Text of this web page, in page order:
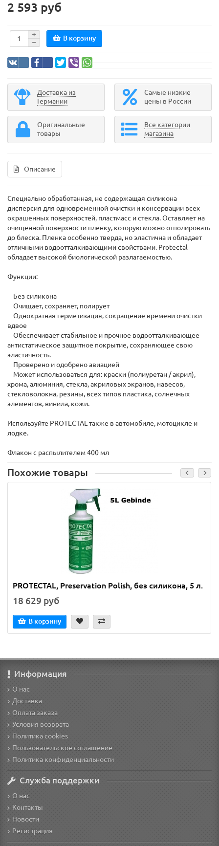
2 593 руб
В корзину
Доставка из
Германии
Самые низкие
цены в России
Оригинальные
товары
Все категории
магазина
Описание
Специально обработанная, не содержащая силикона
дисперсия для одновременной очистки и консервации всех
окрашенных поверхностей, пластмасс и стекла. Оставляет на
очищенной поверхности пленку, которую можно отполировать
до блеска. Пленка особенно тверда, но эластична и обладает
отличными водоотталкивающими свойствами. Protectal
обладает высокой биологической разлагаемостью.
Функции:
Без силикона
Очищает, сохраняет, полирует
Однократная герметизация, сокращение времени очистки
вдвое
Обеспечивает стабильное и прочное водоотталкивающее
антистатическое защитное покрытие, сохраняющее свою
эластичность.
Проверено и одобрено авиацией
Может использоваться для: краски (полиуретан / акрил),
хрома, алюминия, стекла, акриловых экранов, навесов,
стекловолокна, резины, всех типов пластика, солнечных
элементов, винила, кожи.
Используйте PROTECTAL также в автомобиле, мотоцикле и
лодке.
Флакон с распылителем 400 мл
Похожие товары
PROTECTAL, Preservation Polish, без силикона, 5 л.
18 629 руб
В корзину
Информация
О нас
Доставка
Оплата заказа
Условия возврата
Политика cookies
Пользовательское соглашение
Политика конфиденциальности
Служба поддержки
О нас
Контакты
Новости
Регистрация